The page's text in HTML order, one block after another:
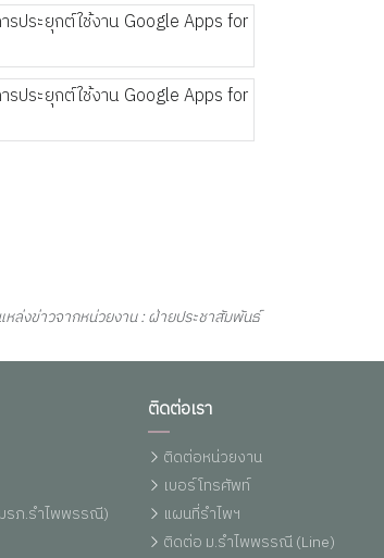
แหล่งข่าวจากหน่วยงาน : ฝ่ายประชาสัมพันธ์
รภ.รำไพพรรณี)
ติดต่อเรา
ติดต่อหน่วยงาน
เบอร์โทรศัพท์
แผนที่รำไพฯ
ติดต่อ ม.รำไพพรรณี (Line)